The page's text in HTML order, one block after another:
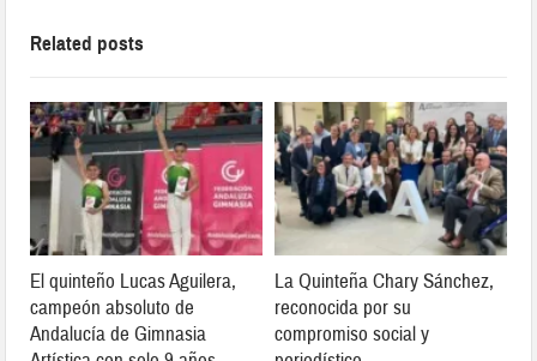
Related posts
El quinteño Lucas Aguilera,
campeón absoluto de
Andalucía de Gimnasia
La Quinteña Chary Sánchez,
reconocida por su
compromiso social y